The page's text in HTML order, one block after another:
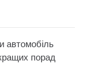
автомобіль
порад